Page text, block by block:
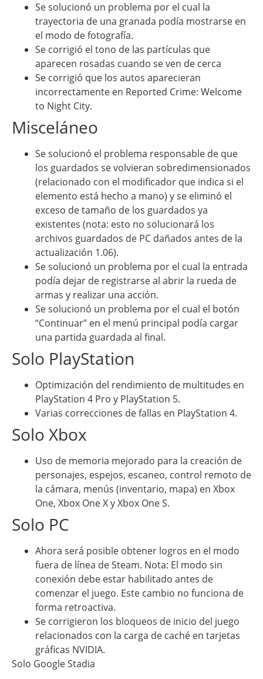
Se solucionó un problema por el cual la
trayectoria de una granada podía mostrarse en
el modo de fotografía.
Se corrigió el tono de las partículas que
aparecen rosadas cuando se ven de cerca
Se corrigió que los autos aparecieran
incorrectamente en Reported Crime: Welcome
to Night City.
Misceláneo
Se solucionó el problema responsable de que
los guardados se volvieran sobredimensionados
(relacionado con el modificador que indica si el
elemento está hecho a mano) y se eliminó el
exceso de tamaño de los guardados ya
existentes (nota: esto no solucionará los
archivos guardados de PC dañados antes de la
actualización 1.06).
Se solucionó un problema por el cual la entrada
podía dejar de registrarse al abrir la rueda de
armas y realizar una acción.
Se solucionó un problema por el cual el botón
“Continuar” en el menú principal podía cargar
una partida guardada al final.
Solo PlayStation
Optimización del rendimiento de multitudes en
PlayStation 4 Pro y PlayStation 5.
Varias correcciones de fallas en PlayStation 4.
Solo Xbox
Uso de memoria mejorado para la creación de
personajes, espejos, escaneo, control remoto de
la cámara, menús (inventario, mapa) en Xbox
One, Xbox One X y Xbox One S.
Solo PC
Ahora será posible obtener logros en el modo
fuera de línea de Steam. Nota: El modo sin
conexión debe estar habilitado antes de
comenzar el juego. Este cambio no funciona de
forma retroactiva.
Se corrigieron los bloqueos de inicio del juego
relacionados con la carga de caché en tarjetas
gráficas NVIDIA.
Solo Google Stadia